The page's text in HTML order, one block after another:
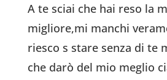
A te sciai che hai reso la
migliore,mi manchi
riesco s stare senza di te
che darò del mio meglio